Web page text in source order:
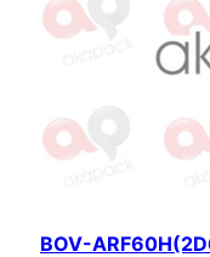
BOV-